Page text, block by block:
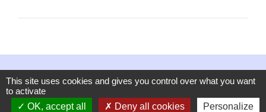
This site uses cookies and gives you control over what you want
to activate
OK, accept all
Deny all cookies Personalize